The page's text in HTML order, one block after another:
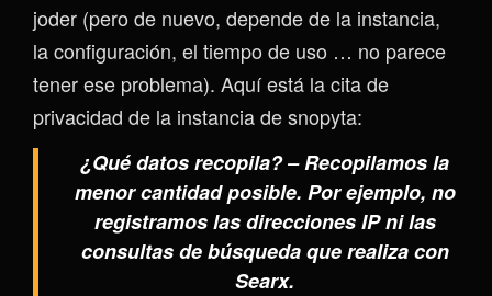
joder (pero de nuevo, depende de la instancia,
la configuración, el tiempo de uso … no parece
tener ese problema). Aquí está la cita de
privacidad de la instancia de snopyta:
¿Qué datos recopila? – Recopilamos la
menor cantidad posible. Por ejemplo, no
registramos las direcciones IP ni las
consultas de búsqueda que realiza con
Searx.